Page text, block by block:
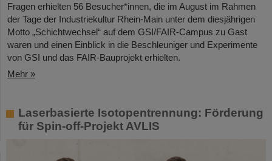
Fragen erhielten 56 Besucher*innen, die im August im Rahmen
der Tage der Industriekultur Rhein-Main unter dem diesjährigen
Motto „Schichtwechsel“ auf dem GSI/FAIR-Campus zu Gast
waren und einen Einblick in die Beschleuniger und Experimente
von GSI und das FAIR-Bauprojekt erhielten.
Mehr »
Laserbasierte Isotopentrennung: Förderung
für Spin-off-Projekt AVLIS